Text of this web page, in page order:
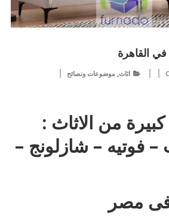
القاهرة
اثاث, موضوعات ونصائح
كبيرة من الاثاث :
فوتيه – شازلونج –
مصر